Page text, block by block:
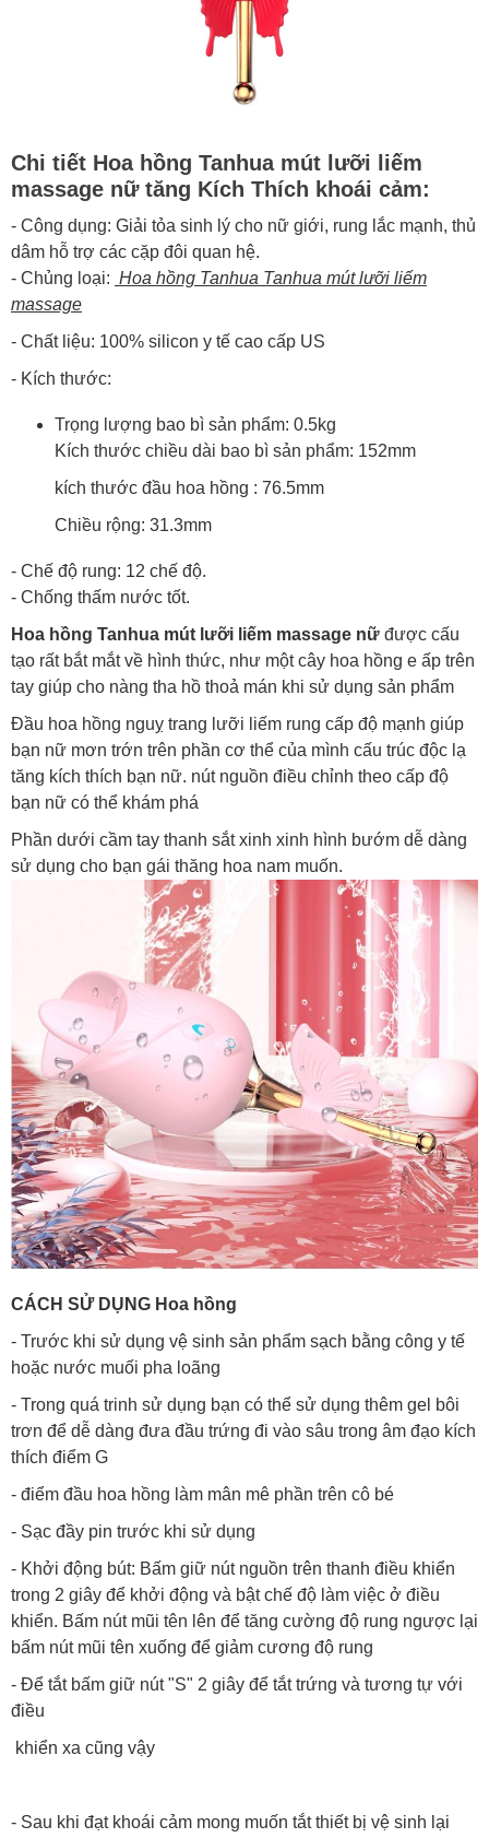
Chi tiết Hoa hồng Tanhua mút lưỡi liếm
massage nữ tăng Kích Thích khoái cảm:
- Công dụng: Giải tỏa sinh lý cho nữ giới, rung lắc mạnh, thủ
dâm hỗ trợ các cặp đôi quan hệ.
- Chủng loại: Hoa hồng Tanhua Tanhua mút lưỡi liếm
massage
- Chất liệu: 100% silicon y tế cao cấp US
- Kích thước:
Trọng lượng bao bì sản phẩm: 0.5kg
Kích thước chiều dài bao bì sản phẩm: 152mm
kích thước đầu hoa hồng : 76.5mm
Chiều rộng: 31.3mm
- Chế độ rung: 12 chế độ.
- Chống thấm nước tốt.
Hoa hồng Tanhua mút lưỡi liếm massage nữ được cấu
tạo rất bắt mắt về hình thức, như một cây hoa hồng e ấp trên
tay giúp cho nàng tha hồ thoả mán khi sử dụng sản phẩm
Đầu hoa hồng nguỵ trang lưỡi liếm rung cấp độ mạnh giúp
bạn nữ mơn trớn trên phần cơ thể của mình cấu trúc độc lạ
tăng kích thích bạn nữ. nút nguồn điều chỉnh theo cấp độ
bạn nữ có thể khám phá
Phần dưới cầm tay thanh sắt xinh xinh hình bướm dễ dàng
sử dụng cho bạn gái thăng hoa nam muốn.
CÁCH SỬ DỤNG Hoa hồng
- Trước khi sử dụng vệ sinh sản phẩm sạch bằng công y tế
hoặc nước muối pha loãng
- Trong quá trinh sử dụng bạn có thể sử dụng thêm gel bôi
trơn để dễ dàng đưa đầu trứng đi vào sâu trong âm đạo kích
thích điểm G
- điểm đầu hoa hồng làm mân mê phần trên cô bé
- Sạc đầy pin trước khi sử dụng
- Khởi động bút: Bấm giữ nút nguồn trên thanh điều khiển
trong 2 giây để khởi động và bật chế độ làm việc ở điều
khiển. Bấm nút mũi tên lên để tăng cường độ rung ngược lại
bấm nút mũi tên xuống để giảm cương độ rung
- Để tắt bấm giữ nút "S" 2 giây để tắt trứng và tương tự với
điều
khiển xa cũng vậy
- Sau khi đạt khoái cảm mong muốn tắt thiết bị vệ sinh lại